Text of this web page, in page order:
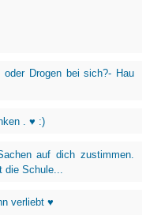
oder Drogen bei sich?- Hau
. ♥ :)
auf dich zustimmen.
Schule...
verliebt ♥